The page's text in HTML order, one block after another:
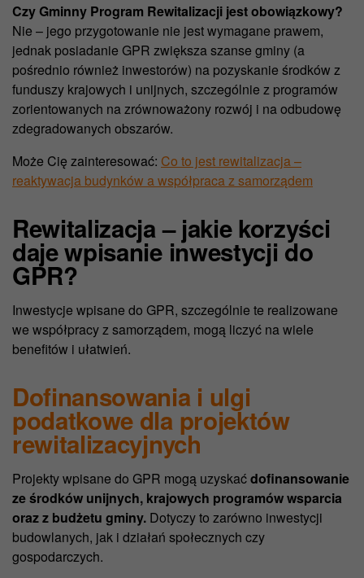
Czy Gminny Program Rewitalizacji jest obowiązkowy?
Nie – jego przygotowanie nie jest wymagane prawem,
jednak posiadanie GPR zwiększa szanse gminy (a
pośrednio również inwestorów) na pozyskanie środków z
funduszy krajowych i unijnych, szczególnie z programów
zorientowanych na zrównoważony rozwój i na odbudowę
zdegradowanych obszarów.
Może Cię zainteresować: Co to jest rewitalizacja –
reaktywacja budynków a współpraca z samorządem
Rewitalizacja – jakie korzyści
daje wpisanie inwestycji do
GPR?
Inwestycje wpisane do GPR, szczególnie te realizowane
we współpracy z samorządem, mogą liczyć na wiele
benefitów i ułatwień.
Dofinansowania i ulgi
podatkowe dla projektów
rewitalizacyjnych
Projekty wpisane do GPR mogą uzyskaćdofinansowanie
ze środków unijnych, krajowych programów wsparcia
oraz z budżetu gminy. Dotyczy to zarówno inwestycji
budowlanych, jak i działań społecznych czy
gospodarczych.